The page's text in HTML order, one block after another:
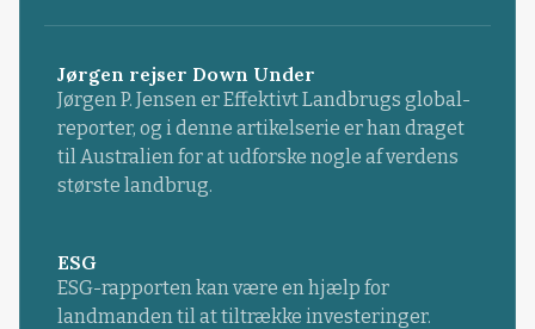
Jørgen rejser Down Under
Jørgen P. Jensen er Effektivt Landbrugs global-
reporter, og i denne artikelserie er han draget
til Australien for at udforske nogle af verdens
største landbrug.
ESG
ESG-rapporten kan være en hjælp for
landmanden til at tiltrække investeringer.